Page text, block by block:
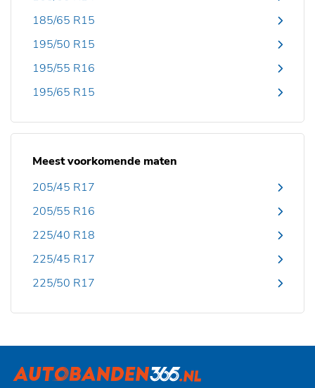
185/65 R15
195/50 R15
195/55 R16
195/65 R15
Meest voorkomende maten
205/45 R17
205/55 R16
225/40 R18
225/45 R17
225/50 R17